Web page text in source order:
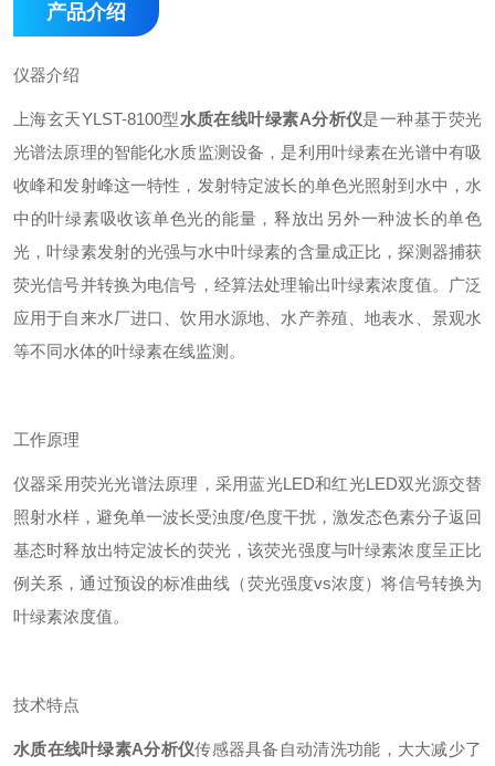
产品介绍
仪器介绍
上海玄天YLST-8100型水质在线叶绿素A分析仪是一种基于荧光
光谱法原理的智能化水质监测设备，是利用叶绿素在光谱中有吸
收峰和发射峰这一特性，发射特定波长的单色光照射到水中，水
中的叶绿素吸收该单色光的能量，释放出另外一种波长的单色
光，叶绿素发射的光强与水中叶绿素的含量成正比，探测器捕获
荧光信号并转换为电信号，经算法处理输出叶绿素浓度值。广泛
应用于自来水厂进口、饮用水源地、水产养殖、地表水、景观水
等不同水体的叶绿素在线监测。
工作原理
仪器采用荧光光谱法原理，采用蓝光LED和红光LED双光源交替
照射水样，避免单一波长受浊度/色度干扰，激发态色素分子返回
基态时释放出特定波长的荧光，该荧光强度与叶绿素浓度呈正比
例关系，通过预设的标准曲线（荧光强度vs浓度）将信号转换为
叶绿素浓度值。
技术特点
水质在线叶绿素A分析仪传感器具备自动清洗功能，大大减少了